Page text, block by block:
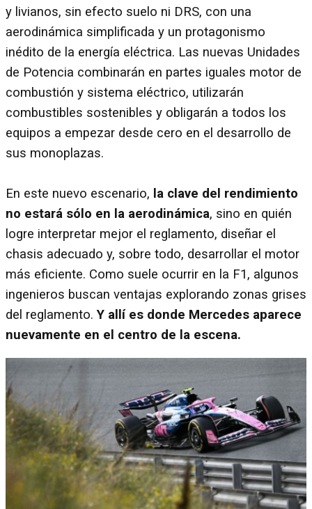
y livianos, sin efecto suelo ni DRS, con una
aerodinámica simplificada y un protagonismo
inédito de la energía eléctrica. Las nuevas Unidades
de Potencia combinarán en partes iguales motor de
combustión y sistema eléctrico, utilizarán
combustibles sostenibles y obligarán a todos los
equipos a empezar desde cero en el desarrollo de
sus monoplazas.
En este nuevo escenario, la clave del rendimiento
no estará sólo en la aerodinámica, sino en quién
logre interpretar mejor el reglamento, diseñar el
chasis adecuado y, sobre todo, desarrollar el motor
más eficiente. Como suele ocurrir en la F1, algunos
ingenieros buscan ventajas explorando zonas grises
del reglamento.Y allí es donde Mercedes aparece
nuevamente en el centro de la escena.